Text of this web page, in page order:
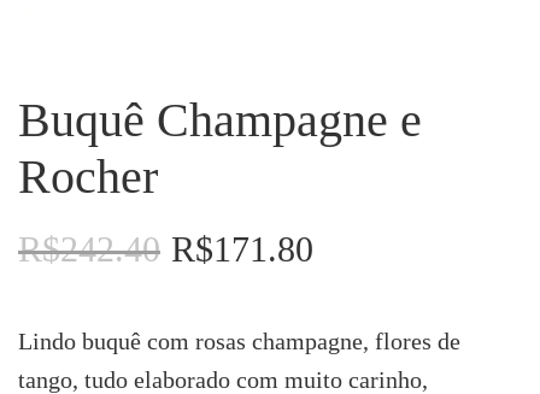
Buquê Champagne e
Rocher
R$242.40 O
era:
R$242.40.
R$171.80
é:
R$171.80.
Lindo buquê com rosas champagne, flores de
tango, tudo elaborado com muito carinho,